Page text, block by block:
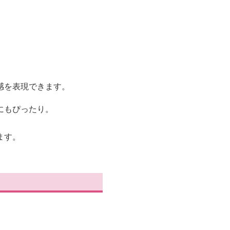
表現できます。
ぴったり。
。